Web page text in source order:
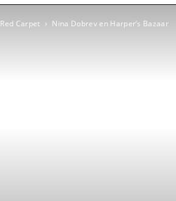
Red Carpet Nina Dobrev en Harper’s Bazaar